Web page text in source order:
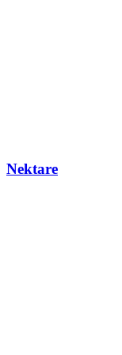
Nektare